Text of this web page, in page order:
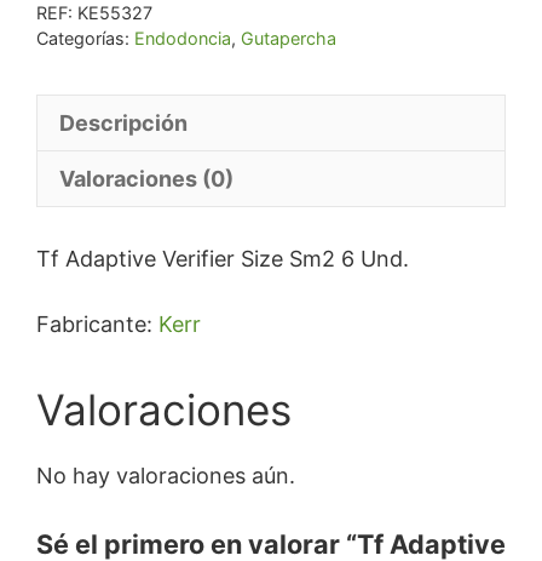
REF: KE55327
Categorías: Endodoncia, Gutapercha
Descripción
Valoraciones (0)
Tf Adaptive Verifier Size Sm2 6 Und.
Fabricante: Kerr
Valoraciones
No hay valoraciones aún.
Sé el primero en valorar “Tf Adaptive